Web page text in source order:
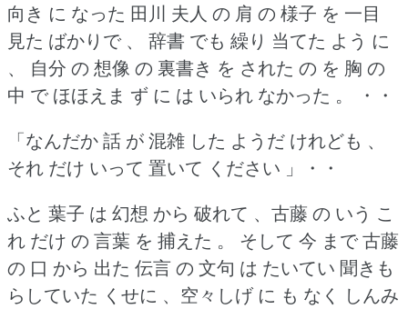
向き に なった 田川 夫人 の 肩 の 様子 を 一目
見た ばかりで 、 辞書 でも 繰り 当てた よう に
、 自分 の 想像 の 裏書き を された の を 胸 の
中 で ほほえま ず に は いられ なかった 。
・・
「なんだか 話 が 混雑 した ようだ けれども 、
それ だけ いって 置いて ください 」・・
ふと 葉子 は 幻想 から 破れて 、古藤 の いう こ
れ だけ の 言葉 を 捕えた 。
そして 今 まで 古藤
の 口 から 出た 伝言 の 文句 は たいてい 聞きも
らしていた くせに 、空々しげ に も なく しんみ